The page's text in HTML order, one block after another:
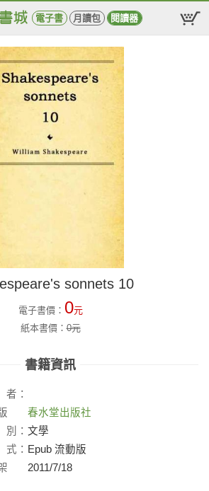
電子書 月讀包 閱讀器
sonnets 10
電子書價： 0元
紙本書價：0元
書籍資訊
者：
春水堂出版社
別： 文學
式： Epub 流動版
2011/7/18